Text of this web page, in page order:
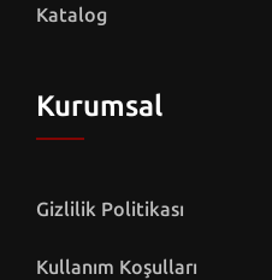
Katalog
Kurumsal
Gizlilik Politikası
Kullanım Koşulları